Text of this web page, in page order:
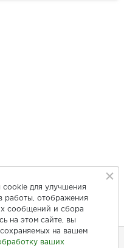
cookie для улучшения
работы, отображения
сообщений и сбора
на этом сайте, вы
на вашем
ваших